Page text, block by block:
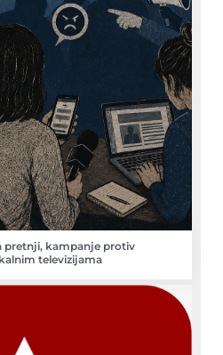
pretnji, kampanje protiv
televizijama